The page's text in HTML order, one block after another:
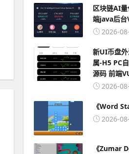
区块链AI
端java后
2026-
新UI币盘
属-H5 PC
源码 前端
2026-
《Word
2026-
《Zumar